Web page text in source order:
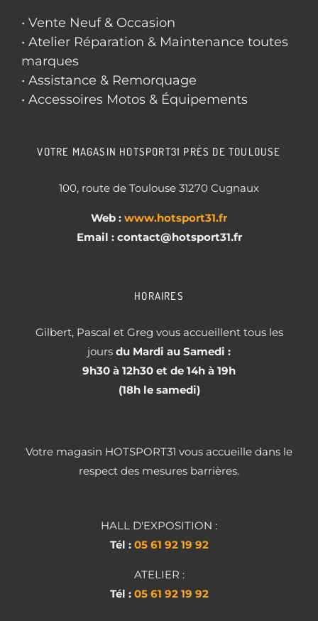
• Vente Neuf & Occasion
• Atelier Réparation & Maintenance toutes
marques
• Assistance & Remorquage
• Accessoires Motos & Équipements
VOTRE MAGASIN HOTSPORT31 PRÈS DE TOULOUSE
100, route de Toulouse 31270 Cugnaux
Web : www.hotsport31.fr
Email : contact@hotsport31.fr
HORAIRES
Gilbert, Pascal et Greg vous accueillent tous les
jours du Mardi au Samedi :
9h30 à 12h30 et de 14h à 19h
(18h le samedi)
Votre magasin HOTSPORT31 vous accueille dans le
respect des mesures barrières.
HALL D'EXPOSITION :
Tél : 05 61 92 19 92
ATELIER :
Tél : 05 61 92 19 92